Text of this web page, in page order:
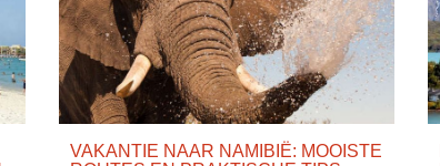
VAKANTIE NAAR NAMIBIË: MOOISTE